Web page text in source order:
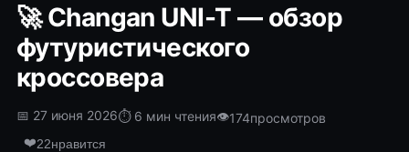
🚀 Changan UNI-T — обзор
футуристического
кроссовера
📅 27 июня 2026⏱️ 6 мин чтения👁️174просмотров
❤️22нравится